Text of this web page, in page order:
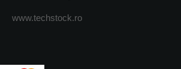
www.techstock.ro